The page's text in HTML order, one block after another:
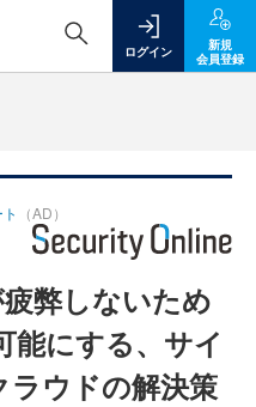
ログイン
新規
会員登録
（AD）
弊しないため
能にする、サイ
ウドの解決策